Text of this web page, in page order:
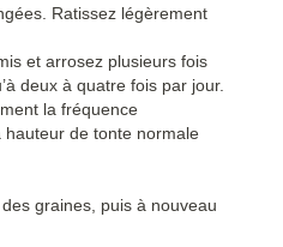
Ratissez légèrement
et arrosez plusieurs fois
deux à quatre fois par jour.
la fréquence
hauteur de tonte normale
graines, puis à nouveau